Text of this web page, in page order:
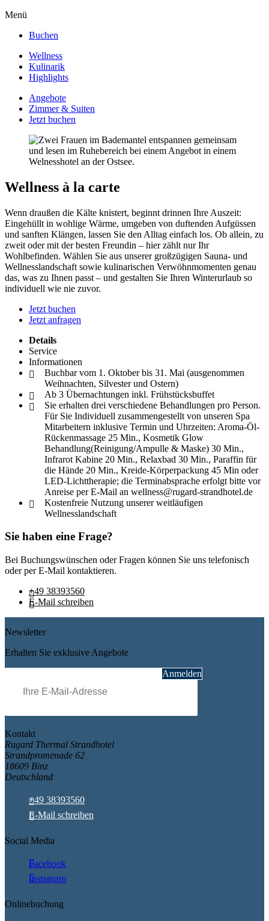
Menü
Buchen
Wellness
Kulinarik
Highlights
Angebote
Zimmer & Suiten
Jetzt buchen
Wellness à la carte
Wenn draußen die Kälte knistert, beginnt drinnen Ihre Auszeit:
Eingehüllt in wohlige Wärme, umgeben von duftenden Aufgüssen
und sanften Klängen, lassen Sie den Alltag einfach los. Ob allein, zu
zweit oder mit der besten Freundin – hier zählt nur Ihr
Wohlbefinden. Wählen Sie aus unserer großzügigen Sauna- und
Wellnesslandschaft sowie kulinarischen Verwöhnmomenten genau
das, was zu Ihnen passt – und gestalten Sie Ihren Winterurlaub so
individuell wie nie zuvor.
Jetzt buchen
Jetzt anfragen
Details
Service
Informationen
Buchbar vom 1. Oktober bis 31. Mai (ausgenommen
Weihnachten, Silvester und Ostern)
Ab 3 Übernachtungen inkl. Frühstücksbuffet
Sie erhalten drei verschiedene Behandlungen pro Person.
Für Sie Individuell zusammengestellt von unseren Spa
Mitarbeitern inklusive Termin und Uhrzeiten: Aroma-Öl-
Rückenmassage 25 Min., Kosmetik Glow
Behandlung(Reinigung/Ampulle & Maske) 30 Min.,
Infrarot Kabine 20 Min., Relaxbad 30 Min., Paraffin für
die Hände 20 Min., Kreide-Körperpackung 45 Min oder
LED-Lichttherapie; die Terminabsprache erfolgt bitte vor
Anreise per E-Mail an wellness@rugard-strandhotel.de
Kostenfreie Nutzung unserer weitläufigen
Wellnesslandschaft
Sie haben eine Frage?
Bei Buchungswünschen oder Fragen können Sie uns telefonisch
oder per E-Mail kontaktieren.
+49 38393560
E-Mail schreiben
Newsletter
Erhalten Sie exklusive Angebote
Anmelden
Kontakt
Rugard Thermal Strandhotel
Strandpromenade 62
18609 Binz
Deutschland
+49 38393560
E-Mail schreiben
Social Media
Facebook
Instagram
Onlinebuchung